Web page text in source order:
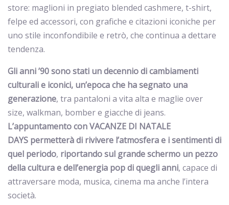
store: maglioni in pregiato blended cashmere, t-shirt,
felpe ed accessori, con grafiche e citazioni iconiche per
uno stile inconfondibile e retrò, che continua a dettare
tendenza.
Gli anni ’90 sono stati un decennio di cambiamenti
culturali e iconici, un’epoca che ha segnato una
generazione, tra pantaloni a vita alta e maglie over
size, walkman, bomber e giacche di jeans.
L’appuntamento conVACANZE DI NATALE
DAYS permetterà di rivivere l’atmosfera e i sentimenti di
quel periodo, riportando sul grande schermo un pezzo
della cultura e dell’energia pop di quegli anni, capace di
attraversare moda, musica, cinema ma anche l’intera
società.